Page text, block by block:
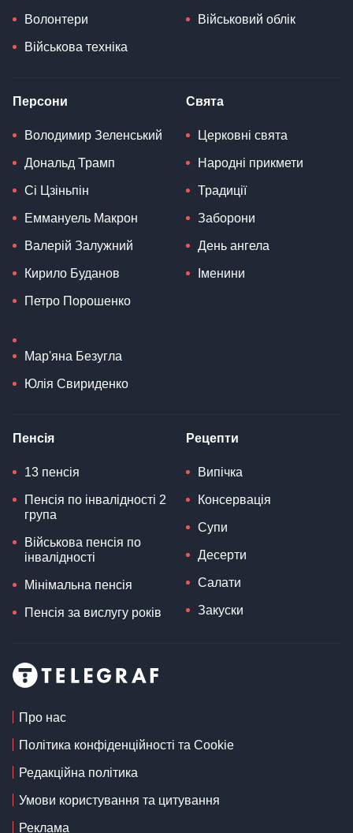
Волонтери
Військова техніка
Військовий облік
Персони
Володимир Зеленський
Дональд Трамп
Сі Цзіньпін
Еммануель Макрон
Валерій Залужний
Кирило Буданов
Петро Порошенко
Мар'яна Безугла
Юлія Свириденко
Свята
Церковні свята
Народні прикмети
Традиції
Заборони
День ангела
Іменини
Пенсія
13 пенсія
Пенсія по інвалідності 2
група
Військова пенсія по
інвалідності
Мінімальна пенсія
Пенсія за вислугу років
Рецепти
Випічка
Консервація
Супи
Десерти
Салати
Закуски
Про нас
Політика конфіденційності та Cookie
Редакційна політика
Умови користування та цитування
Реклама